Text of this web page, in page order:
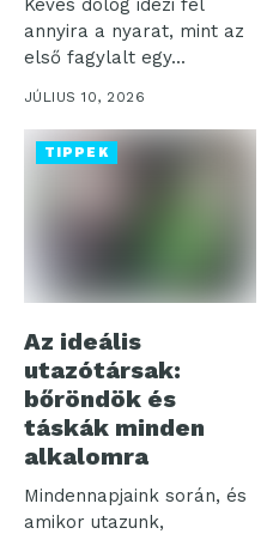
Kevés dolog idézi fel
annyira a nyarat, mint az
első fagylalt egy...
JÚLIUS 10, 2026
TIPPEK
Az ideális
utazótársak:
bőröndök és
táskák minden
alkalomra
Mindennapjaink során, és
amikor utazunk,